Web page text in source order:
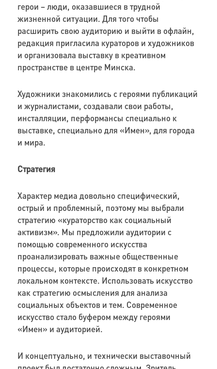
герои – люди, оказавшиеся в трудной
жизненной ситуации. Для того чтобы
расширить свою аудиторию и выйти в офлайн,
редакция пригласила кураторов и художников
и организовала выставку в креативном
пространстве в центре Минска.
Художники знакомились с героями публикаций
и журналистами, создавали свои работы,
инсталляции, перформансы специально к
выставке, специально для «Имен», для города
и мира.
Стратегия
Характер медиа довольно специфический,
острый и проблемный, поэтому мы выбрали
стратегию «кураторство как социальный
активизм». Мы предложили аудитории с
помощью современного искусства
проанализировать важные общественные
процессы, которые происходят в конкретном
локальном контексте. Использовать искусство
как стратегию осмысления для анализа
социальных объектов и тем. Современное
искусство стало буфером между героями
«Имен» и аудиторией.
И концептуально, и технически выставочный